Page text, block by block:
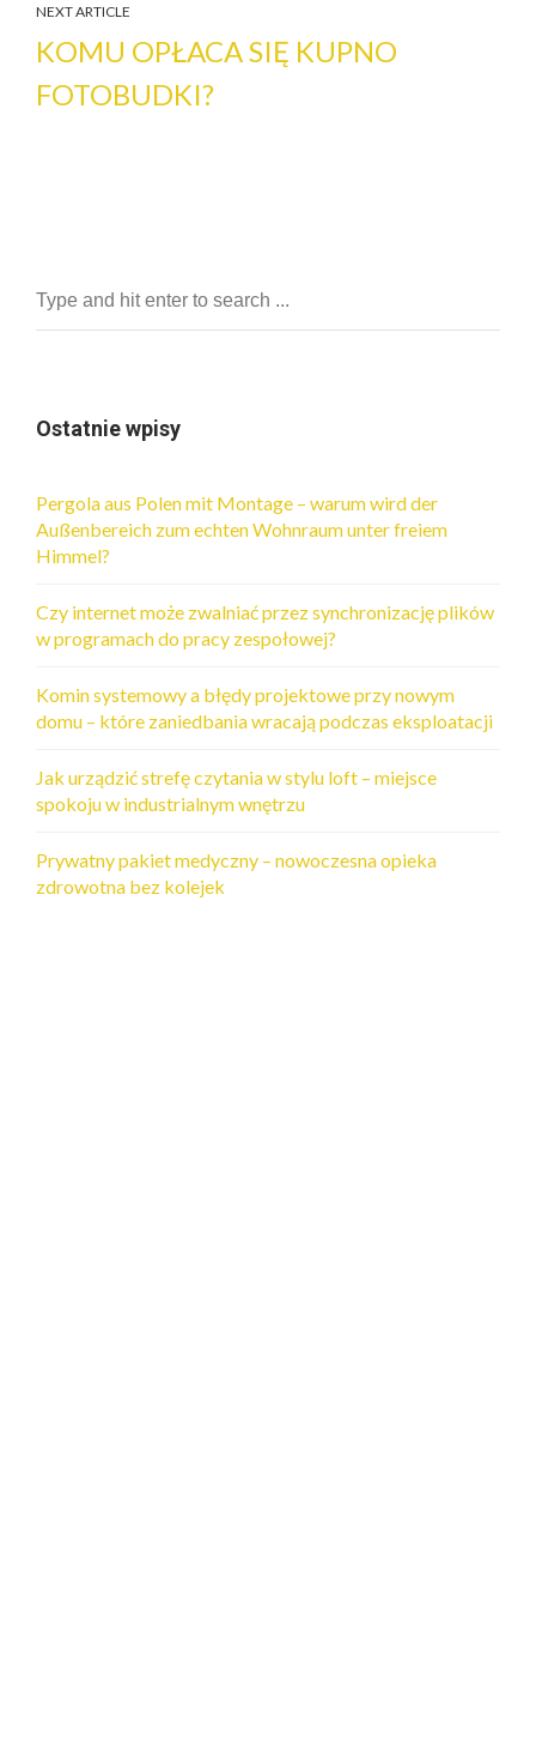
NEXT ARTICLE
KOMU OPŁACA SIĘ KUPNO
FOTOBUDKI?
Ostatnie wpisy
Pergola aus Polen mit Montage – warum wird der
Außenbereich zum echten Wohnraum unter freiem
Himmel?
Czy internet może zwalniać przez synchronizację plików
w programach do pracy zespołowej?
Komin systemowy a błędy projektowe przy nowym
domu – które zaniedbania wracają podczas eksploatacji
Jak urządzić strefę czytania w stylu loft – miejsce
spokoju w industrialnym wnętrzu
Prywatny pakiet medyczny – nowoczesna opieka
zdrowotna bez kolejek